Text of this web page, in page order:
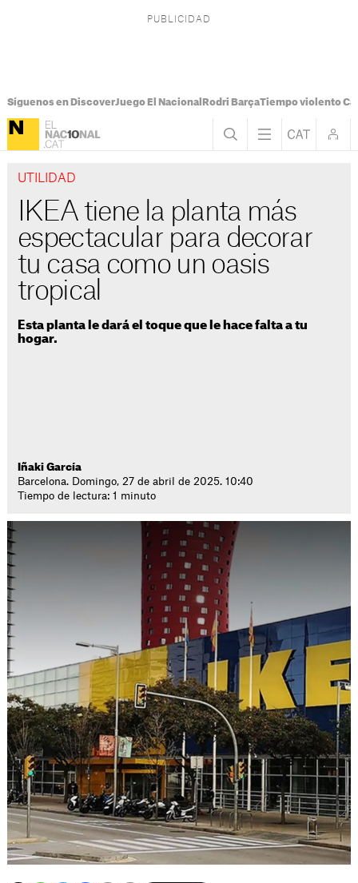
Síguenos en DiscoverJuego El Nacional Rodri BarçaTiempo violento
UTILIDAD
IKEA tiene la planta más
espectacular para decorar
tu casa como un oasis
tropical
Esta planta le dará el toque que le hace falta a tu
hogar.
Iñaki García
Barcelona. Domingo, 27 de abril de 2025. 10:40
Tiempo de lectura: 1 minuto